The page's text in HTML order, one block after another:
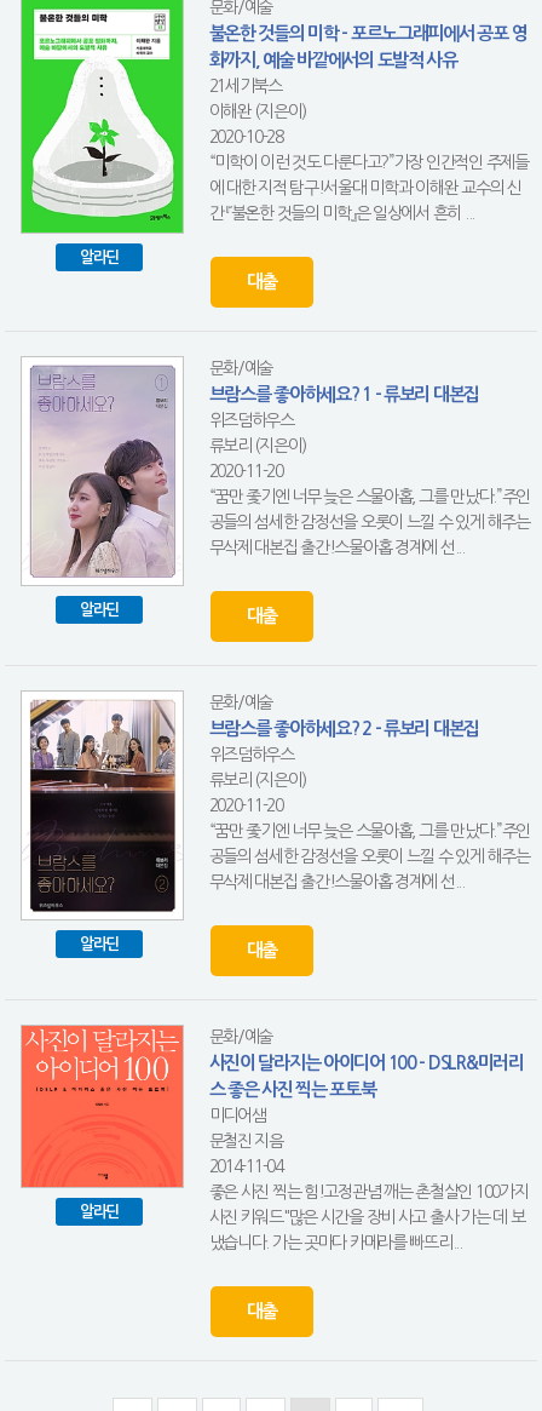
알라딘
문화/예술
불온한 것들의 미학 - 포르노그래피에서 공포 영
화까지, 예술 바깥에서의 도발적 사유
21세기북스
이해완 (지은이)
2020-10-28
“미학이 이런 것도 다룬다고?”가장 인간적인 주제들
에 대한 지적 탐구!서울대 미학과 이해완 교수의 신
간 『불온한 것들의 미학』은 일상에서 흔히 ...
대출
알라딘
문화/예술
브람스를 좋아하세요? 1 - 류보리 대본집
위즈덤하우스
류보리 (지은이)
2020-11-20
“꿈만 좇기엔 너무 늦은 스물아홉, 그를 만났다.”주인
공들의 섬세한 감정선을 오롯이 느낄 수 있게 해주는
무삭제 대본집 출간!스물아홉 경계에 선...
대출
알라딘
문화/예술
브람스를 좋아하세요? 2 - 류보리 대본집
위즈덤하우스
류보리 (지은이)
2020-11-20
“꿈만 좇기엔 너무 늦은 스물아홉, 그를 만났다.”주인
공들의 섬세한 감정선을 오롯이 느낄 수 있게 해주는
무삭제 대본집 출간!스물아홉 경계에 선...
대출
알라딘
문화/예술
사진이 달라지는 아이디어 100 - DSLR&미러리
스 좋은 사진 찍는 포토북
미디어샘
문철진 지음
2014-11-04
좋은 사진 찍는 힘!고정관념 깨는 촌철살인 100가지
사진 키워드"많은 시간을 장비 사고 출사 가는 데 보
냈습니다. 가는 곳마다 카메라를 빠뜨리...
대출